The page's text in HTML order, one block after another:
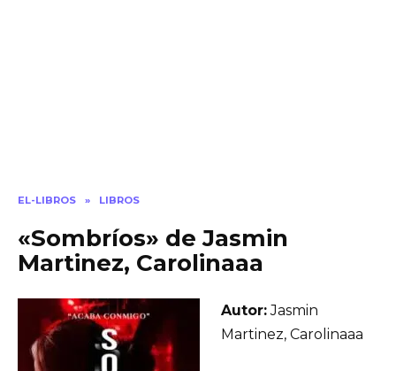
EL-LIBROS » LIBROS
«Sombríos» de Jasmin
Martinez, Carolinaaa
Autor:Jasmin
Martinez, Carolinaaa